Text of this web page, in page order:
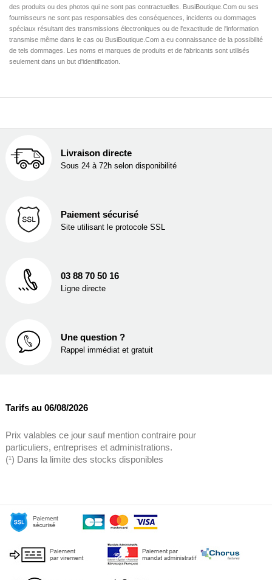
des produits ou des photos qui ne sont pas contractuelles. BusiBoutique.Com ou ses
fournisseurs ne sont pas responsables des conséquences, incidents ou dommages
spéciaux résultant des transmissions électroniques ou de l'exactitude de l'information
transmise même dans le cas ou BusiBoutique.Com a eu connaissance de la possibilité
de tels dommages. Les noms et marques de produits et de fabricants sont utilisés
seulement dans un but d'identification.
Livraison directe
Sous 24 à 72h selon disponibilité
Paiement sécurisé
Site utilisant le protocole SSL
03 88 70 50 16
Ligne directe
Une question ?
Rappel immédiat et gratuit
Tarifs au 06/08/2026
Prix valables ce jour sauf mention contraire pour
particuliers, entreprises et administrations.
(¹) Dans la limite des stocks disponibles